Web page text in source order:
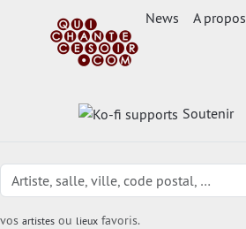
News A propos
Soutenir
vos artistes ou lieux favoris.